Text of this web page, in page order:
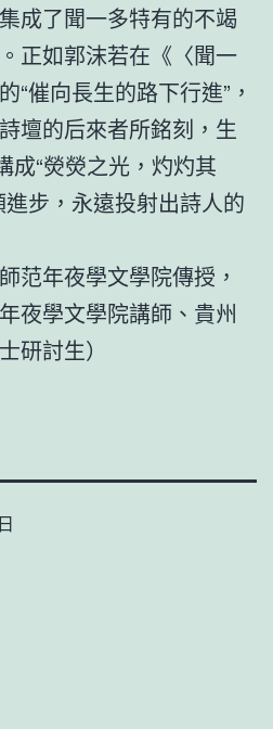
成了聞一多特有的不竭
正如郭沫若在《〈聞一
“催向長生的路下行進”，
壇的后來者所銘刻，生
成“熒熒之光，灼灼其
步，永遠投射出詩人的
范年夜學文學院傳授，
夜學文學院講師、貴州
研討生）